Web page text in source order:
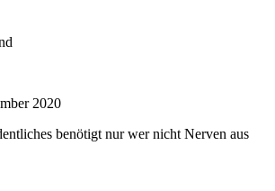
2020
benötigt nur wer nicht Nerven aus